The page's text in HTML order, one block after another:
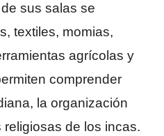
sus salas se
textiles, momias,
agrícolas y
comprender
la organización
de los incas.